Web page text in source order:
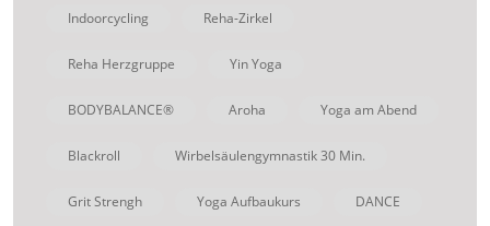
Indoorcycling Reha-Zirkel
Reha Herzgruppe Yin Yoga
BODYBALANCE® Aroha Yoga am Abend
Blackroll Wirbelsäulengymnastik 30 Min.
Grit Strengh Yoga Aufbaukurs DANCE